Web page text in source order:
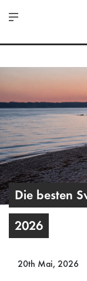
Die besten
2026
20th Mai, 2026